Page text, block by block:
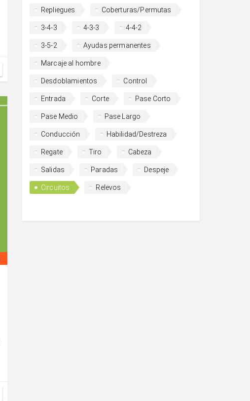
Repliegues Coberturas/Permutas
3-4-3 4-3-3 4-4-2
3-5-2 Ayudas permanentes
Marcaje al hombre
Desdoblamientos Control
Entrada Corte Pase Corto
Pase Medio Pase Largo
Conducción Habilidad/Destreza
Regate Tiro Cabeza
Salidas Paradas Despeje
Circuitos Relevos